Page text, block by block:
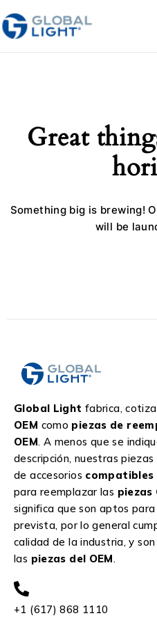
Great
Something big is brewing!
will be
Global Light fabrica,
OEM como piezas de
OEM. A menos que se
descripción, nuestras
de accesorios compatibles
para reemplazar las piezas
significa que son aptos
prevista, por lo general
calidad de la industria, y
las piezas del OEM.
+1 (617) 868 1110